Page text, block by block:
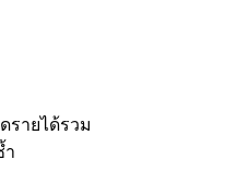
รายได้รวม
ำ